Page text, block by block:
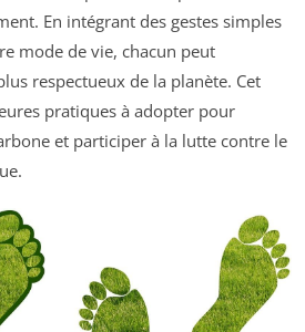
En intégrant des gestes simples
mode de vie, chacun peut
respectueux de la planète. Cet
pratiques à adopter pour
et participer à la lutte contre le